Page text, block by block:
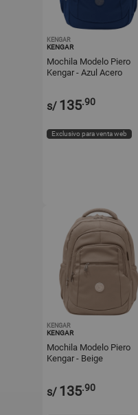
KENGAR
KENGAR
Mochila Modelo Piero
Kengar - Azul Acero
s/ 135.90
Exclusivo para venta web
KENGAR
KENGAR
Mochila Modelo Piero
Kengar - Beige
s/ 135.90